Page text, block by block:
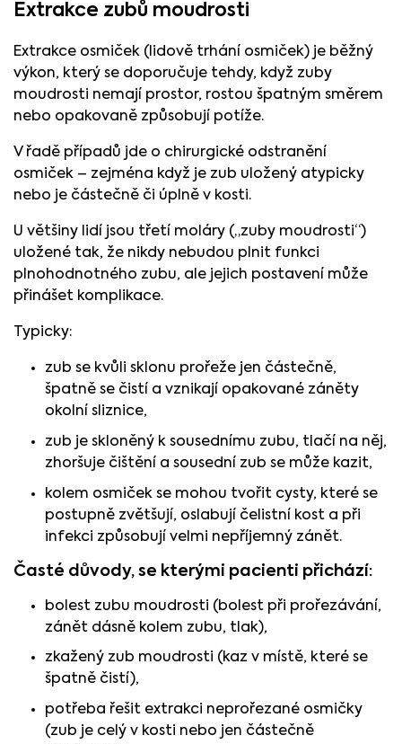
Extrakce zubů moudrosti
Extrakce osmiček (lidově trhání osmiček) je běžný
výkon, který se doporučuje tehdy, když zuby
moudrosti nemají prostor, rostou špatným směrem
nebo opakovaně způsobují potíže.
V řadě případů jde o chirurgické odstranění
osmiček – zejména když je zub uložený atypicky
nebo je částečně či úplně v kosti.
U většiny lidí jsou třetí moláry („zuby moudrosti“)
uložené tak, že nikdy nebudou plnit funkci
plnohodnotného zubu, ale jejich postavení může
přinášet komplikace.
Typicky:
zub se kvůli sklonu prořeže jen částečně,
špatně se čistí a vznikají opakované záněty
okolní sliznice,
zub je skloněný k sousednímu zubu, tlačí na něj,
zhoršuje čištění a sousední zub se může kazit,
kolem osmiček se mohou tvořit cysty, které se
postupně zvětšují, oslabují čelistní kost a při
infekci způsobují velmi nepříjemný zánět.
Časté důvody, se kterými pacienti přichází:
bolest zubu moudrosti (bolest při prořezávání,
zánět dásně kolem zubu, tlak),
zkažený zub moudrosti (kaz v místě, které se
špatně čistí),
potřeba řešit extrakci neprořezané osmičky
(zub je celý v kosti nebo jen částečně